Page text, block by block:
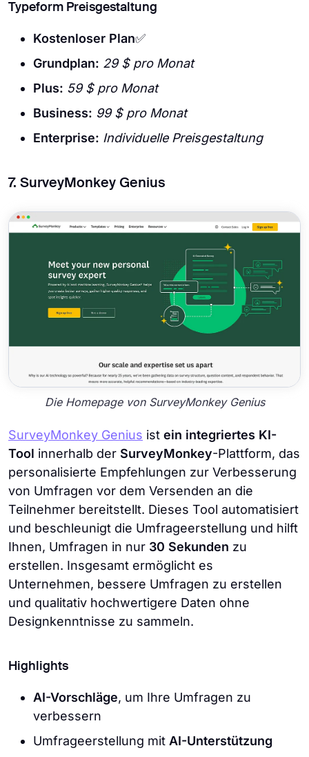
Typeform Preisgestaltung
Kostenloser Plan✅
Grundplan: 29 $ pro Monat
Plus: 59 $ pro Monat
Business: 99 $ pro Monat
Enterprise: Individuelle Preisgestaltung
7. SurveyMonkey Genius
Die Homepage von SurveyMonkey Genius
SurveyMonkey Genius ist ein integriertes KI-
Tool innerhalb der SurveyMonkey-Plattform, das
personalisierte Empfehlungen zur Verbesserung
von Umfragen vor dem Versenden an die
Teilnehmer bereitstellt. Dieses Tool automatisiert
und beschleunigt die Umfrageerstellung und hilft
Ihnen, Umfragen in nur 30 Sekunden zu
erstellen. Insgesamt ermöglicht es
Unternehmen, bessere Umfragen zu erstellen
und qualitativ hochwertigere Daten ohne
Designkenntnisse zu sammeln.
Highlights
AI-Vorschläge, um Ihre Umfragen zu
verbessern
Umfrageerstellung mit AI-Unterstützung